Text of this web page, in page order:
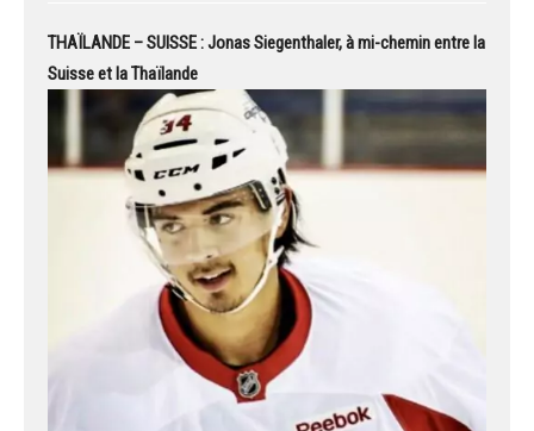
THAÏLANDE – SUISSE : Jonas Siegenthaler, à mi-chemin entre la
Suisse et la Thaïlande